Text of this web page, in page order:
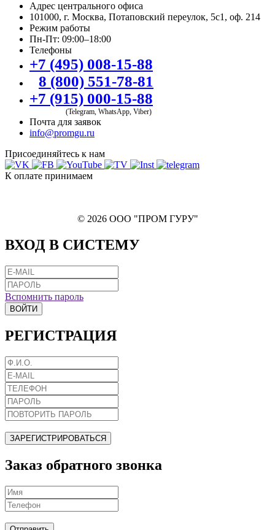
Адрес центрального офиса
101000, г. Москва, Потаповский переулок, 5с1, оф. 214
Режим работы
Пн-Пт: 09:00–18:00
Телефоны
+7 (495) 008-15-88
8 (800) 551-78-81
+7 (915) 000-15-88
(Telegram, WhatsApp, Viber)
Почта для заявок
info@promgu.ru
Присоединяйтесь к нам
К оплате принимаем
© 2026 ООО "ПРОМ ГУРУ"
ВХОД В СИСТЕМУ
Вспомнить пароль
ВОЙТИ
РЕГИСТРАЦИЯ
ЗАРЕГИСТРИРОВАТЬСЯ
Заказ обратного звонка